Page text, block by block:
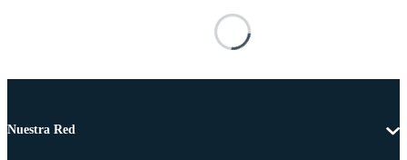
Nuestra Red